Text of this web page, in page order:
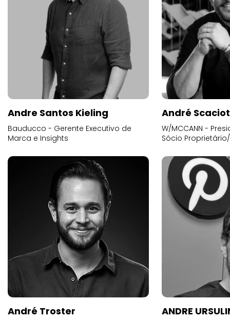
Andre Santos Kieling
Bauducco - Gerente Executivo de
Marca e Insights
André
W/MCCANN -
Sócio
André Troster ANDRE